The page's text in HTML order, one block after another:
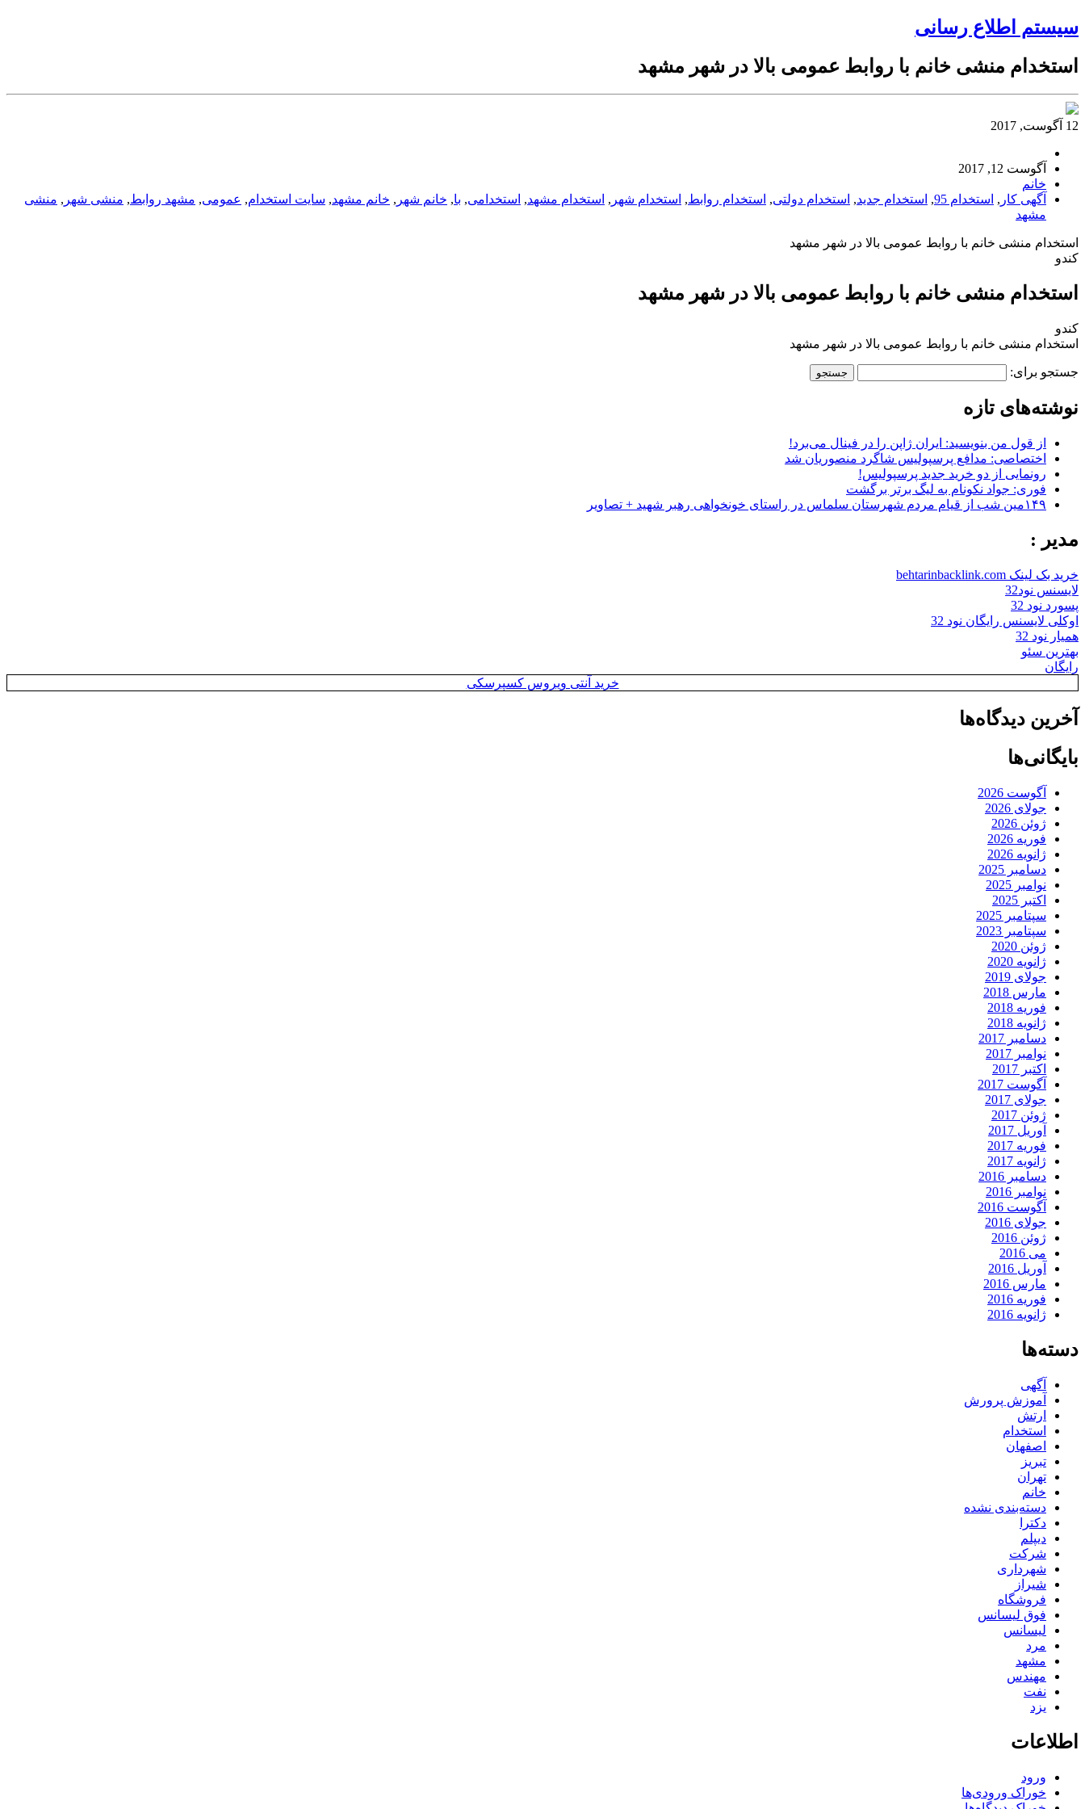
سیستم اطلاع رسانی
استخدام منشی خانم با روابط عمومی بالا در شهر مشهد
12 آگوست, 2017
آگوست 12, 2017
خانم
آگهی کار , استخدام 95 , استخدام جدید, استخدام دولتی, استخدام روابط, استخدام شهر , استخدام مشهد, استخدامی, با, خانم شهر , خانم مشهد, سایت استخدام, عمومی, مشهد روابط, منشی شهر , منشی
مشهد
استخدام منشی خانم با روابط عمومی بالا در شهر مشهد
کندو
استخدام منشی خانم با روابط عمومی بالا در شهر مشهد
کندو
استخدام منشی خانم با روابط عمومی بالا در شهر مشهد
جستجو برای:
نوشته‌های تازه
از قول من بنویسید: ایران ژاپن را در فینال می‌برد!
اختصاصی: مدافع پرسپولیس شاگرد منصوریان شد
رونمایی از دو خرید جدید پرسپولیس!
فوری: جواد نکونام به لیگ برتر برگشت
۱۴۹مین شب از قیام مردم شهرستان سلماس در راستای خونخواهی رهبر شهید + تصاویر
مدیر :
خرید بک لینک behtarinbacklink.com
لایسنس نود32
پسورد نود 32
اوکلی لایسنس رایگان نود 32
همیار نود 32
بهترین سئو
رایگان
خرید آنتی ویروس کسپرسکی
آخرین دیدگاه‌ها
بایگانی‌ها
آگوست 2026
جولای 2026
ژوئن 2026
فوریه 2026
ژانویه 2026
دسامبر 2025
نوامبر 2025
اکتبر 2025
سپتامبر 2025
سپتامبر 2023
ژوئن 2020
ژانویه 2020
جولای 2019
مارس 2018
فوریه 2018
ژانویه 2018
دسامبر 2017
نوامبر 2017
اکتبر 2017
آگوست 2017
جولای 2017
ژوئن 2017
آوریل 2017
فوریه 2017
ژانویه 2017
دسامبر 2016
نوامبر 2016
آگوست 2016
جولای 2016
ژوئن 2016
می 2016
آوریل 2016
مارس 2016
فوریه 2016
ژانویه 2016
دسته‌ها
آگهی
آموزش پرورش
ارتش
استخدام
اصفهان
تبریز
تهران
خانم
دسته‌بندی نشده
دکترا
دیپلم
شرکت
شهرداری
شیراز
فروشگاه
فوق لیسانس
لیسانس
مرد
مشهد
مهندس
نفت
یزد
اطلاعات
ورود
خوراک ورودی‌ها